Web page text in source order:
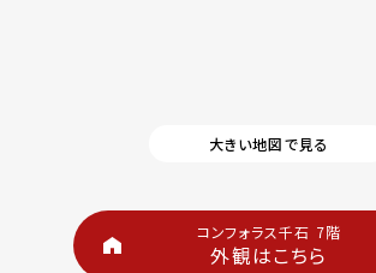
大きい地図で見る
コンフォラス千石 7階
外観はこちら